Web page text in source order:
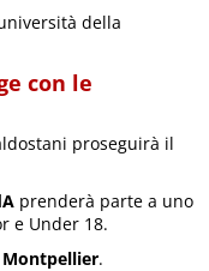
della
con le
proseguirà il
prenderà parte a uno
e Under 18.
Montpellier.